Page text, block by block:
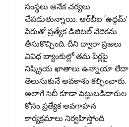
సంస్థలు అనేక చర్యలు
చేపడుతున్నాయి. ఆర్‌బీఐ ‘ఉద్గమ్‌’
పేరుతో ప్రత్యేక డిజిటల్‌ వేదికను
తీసుకొచ్చింది. దీని ద్వారా ప్రజలు
వివిధ బ్యాంకుల్లో తమ పేర్లపై
నిష్క్రియ ఖాతాలు ఉన్నాయా లేదా
తెలుసుకునే అవకాశం కల్పించారు.
అలాగే సెబీ కూడా పెట్టుబడిదారుల
కోసం ప్రత్యేక అవగాహన
కార్యక్రమాలు నిర్వహిస్తోంది.